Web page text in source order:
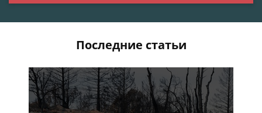
Последние статьи